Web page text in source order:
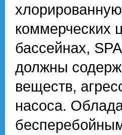
коммерческих
бассейнах,
должны
веществ,
насоса.